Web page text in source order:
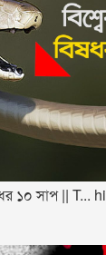
১০ সাপ || T... hi